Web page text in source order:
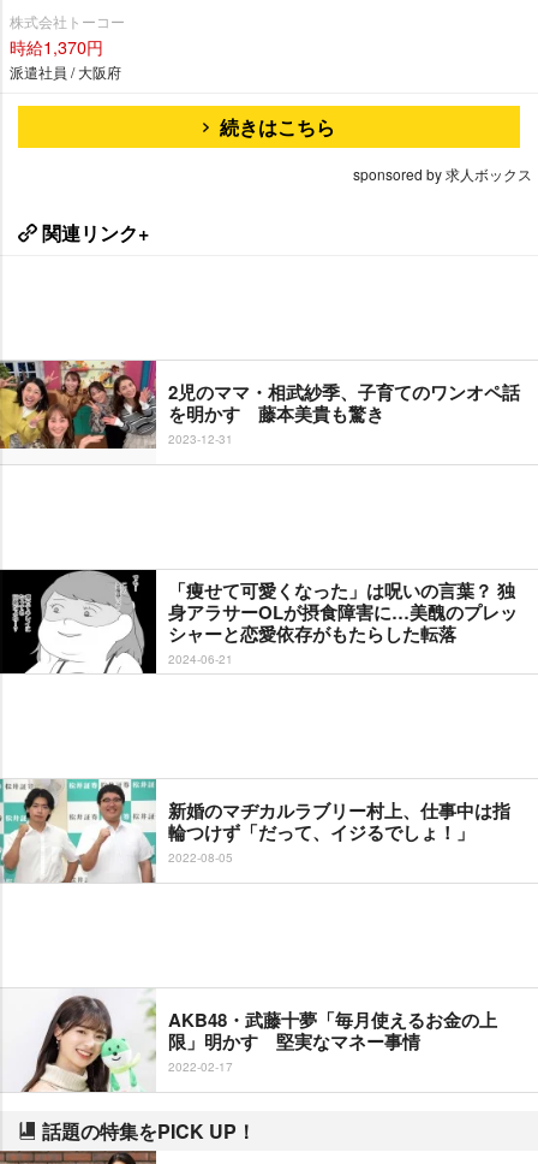
株式会社トーコー
時給1,370円
派遣社員 / 大阪府
続きはこちら
sponsored by 求人ボックス
関連リンク+
2児のママ・相武紗季、子育てのワンオペ話
を明かす 藤本美貴も驚き
2023-12-31
「痩せて可愛くなった」は呪いの言葉？ 独
身アラサーOLが摂食障害に…美醜のプレッ
シャーと恋愛依存がもたらした転落
2024-06-21
新婚のマヂカルラブリー村上、仕事中は指
輪つけず「だって、イジるでしょ！」
2022-08-05
AKB48・武藤十夢「毎月使えるお金の上
限」明かす 堅実なマネー事情
2022-02-17
話題の特集をPICK UP！